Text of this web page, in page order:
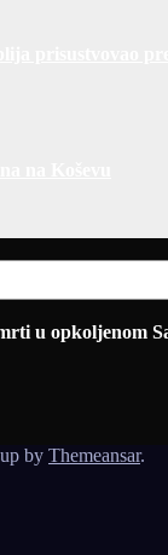
u opkoljenom
by Themeansar.